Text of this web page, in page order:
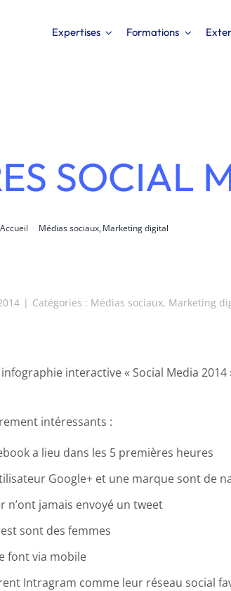
Expertises Formations
SOCIAL
Accueil Médias sociaux Marketing digital
| Catégories : Médias sociaux, Marketing
interactive « Social Media
intéressants :
a lieu dans les 5 premières heures
Google+ et une marque sont de
n’ont jamais envoyé un tweet
sont des femmes
font via mobile
Intragram comme leur réseau social